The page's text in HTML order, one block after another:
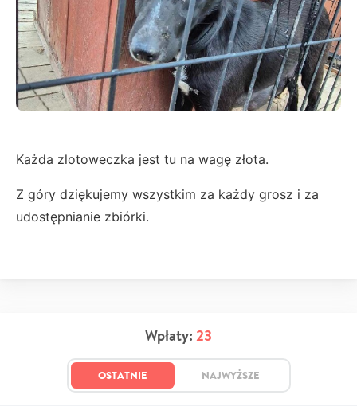
Każda zlotoweczka jest tu na wagę złota.
Z góry dziękujemy wszystkim za każdy grosz i za
udostępnianie zbiórki.
Wpłaty: 23
OSTATNIE NAJWYŻSZE